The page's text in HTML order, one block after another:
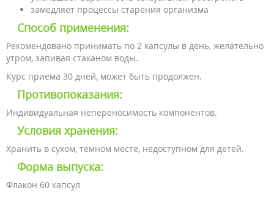
замедляет процессы старения организма
Способ применения:
Рекомендовано принимать по 2 капсулы в день, желательно
утром, запивая стаканом воды.
Курс приема 30 дней, может быть продолжен.
Противопоказания:
Индивидуальная непереносимость компонентов.
Условия хранения:
Хранить в сухом, темном месте, недоступном для детей.
Форма выпуска:
Флакон 60 капсул